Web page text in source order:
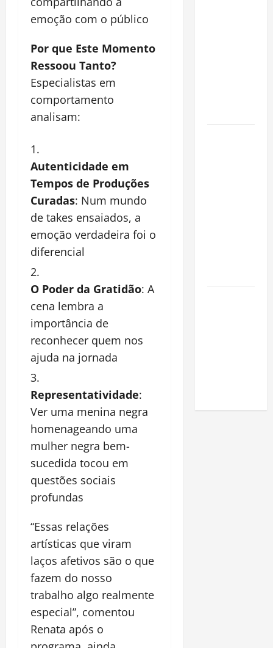
emoção com o público
Por que Este Momento
Ressoou Tanto?
Especialistas em
comportamento
analisam:
Autenticidade em
Tempos de Produções
Curadas: Num mundo
de takes ensaiados, a
emoção verdadeira foi o
diferencial
O Poder da Gratidão: A
cena lembra a
importância de
reconhecer quem nos
ajuda na jornada
Representatividade:
Ver uma menina negra
homenageando uma
mulher negra bem-
sucedida tocou em
questões sociais
profundas
“Essas relações
artísticas que viram
laços afetivos são o que
fazem do nosso
trabalho algo realmente
especial”, comentou
Renata após o